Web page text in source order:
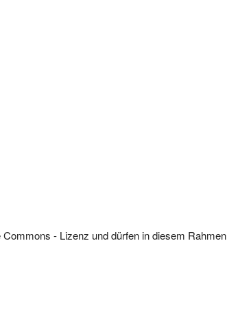
- Lizenz und dürfen in diesem Rahmen